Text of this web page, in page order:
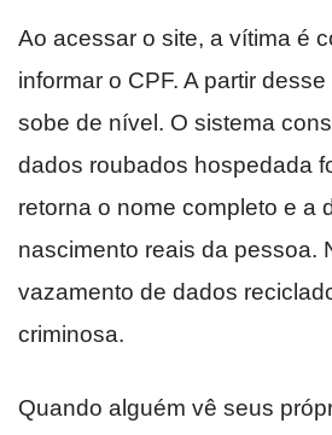
Ao acessar o site, a vítima é
informar o CPF. A partir
sobe de nível. O sistema
dados roubados hospedada
retorna o nome completo e a
nascimento reais da pessoa.
vazamento de dados
criminosa.
Quando alguém vê seus